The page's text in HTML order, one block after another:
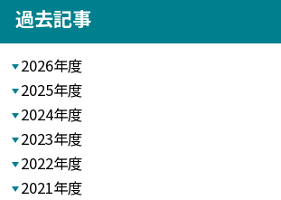
過去記事
2026年度
2025年度
2024年度
2023年度
2022年度
2021年度